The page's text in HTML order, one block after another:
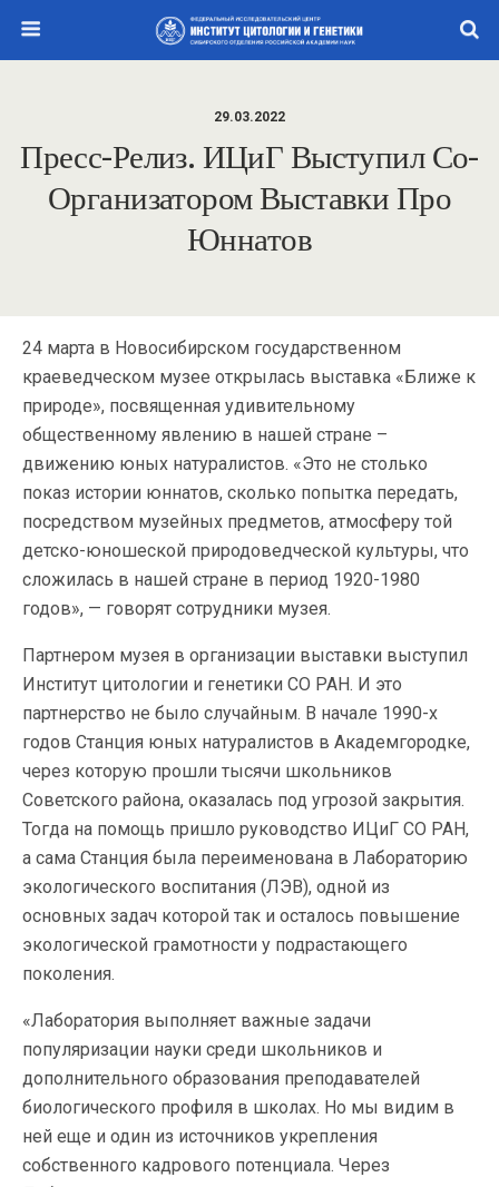
29.03.2022
Пресс-Релиз. ИЦиГ Выступил Со-
Организатором Выставки Про
Юннатов
24 марта в Новосибирском государственном
краеведческом музее открылась выставка «Ближе к
природе», посвященная удивительному
общественному явлению в нашей стране –
движению юных натуралистов. «Это не столько
показ истории юннатов, сколько попытка передать,
посредством музейных предметов, атмосферу той
детско-юношеской природоведческой культуры, что
сложилась в нашей стране в период 1920-1980
годов», — говорят сотрудники музея.
Партнером музея в организации выставки выступил
Институт цитологии и генетики СО РАН. И это
партнерство не было случайным. В начале 1990-х
годов Станция юных натуралистов в Академгородке,
через которую прошли тысячи школьников
Советского района, оказалась под угрозой закрытия.
Тогда на помощь пришло руководство ИЦиГ СО РАН,
а сама Станция была переименована в Лабораторию
экологического воспитания (ЛЭВ), одной из
основных задач которой так и осталось повышение
экологической грамотности у подрастающего
поколения.
«Лаборатория выполняет важные задачи
популяризации науки среди школьников и
дополнительного образования преподавателей
биологического профиля в школах. Но мы видим в
ней еще и один из источников укрепления
собственного кадрового потенциала. Через